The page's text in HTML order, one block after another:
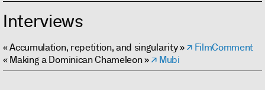
Interviews
« Accumulation, repetition, and singularity »
FilmComment
« Making a Dominican Chameleon »
Mubi